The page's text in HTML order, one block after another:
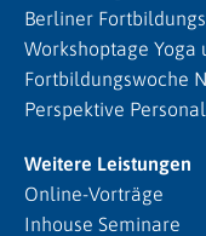
Berliner
Workshoptage Yoga
Fortbildungswoche
Perspektive
Weitere Leistungen
Online-Vorträge
Inhouse Seminare